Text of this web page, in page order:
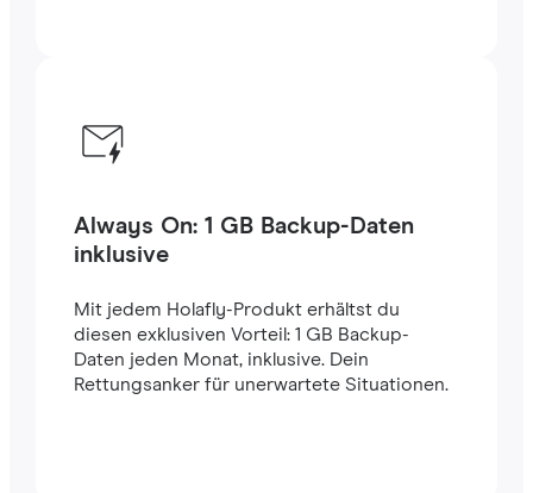
Always On: 1 GB Backup-Daten
inklusive
Mit jedem Holafly-Produkt erhältst du
diesen exklusiven Vorteil: 1 GB Backup-
Daten jeden Monat, inklusive. Dein
Rettungsanker für unerwartete Situationen.